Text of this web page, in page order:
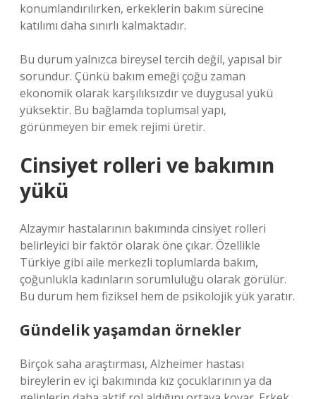
konumlandırılırken, erkeklerin bakım sürecine
katılımı daha sınırlı kalmaktadır.
Bu durum yalnızca bireysel tercih değil, yapısal bir
sorundur. Çünkü bakım emeği çoğu zaman
ekonomik olarak karşılıksızdır ve duygusal yükü
yüksektir. Bu bağlamda toplumsal yapı,
görünmeyen bir emek rejimi üretir.
Cinsiyet rolleri ve bakımın
yükü
Alzaymır hastalarının bakımında cinsiyet rolleri
belirleyici bir faktör olarak öne çıkar. Özellikle
Türkiye gibi aile merkezli toplumlarda bakım,
çoğunlukla kadınların sorumluluğu olarak görülür.
Bu durum hem fiziksel hem de psikolojik yük yaratır.
Gündelik yaşamdan örnekler
Birçok saha araştırması, Alzheimer hastası
bireylerin ev içi bakımında kız çocuklarının ya da